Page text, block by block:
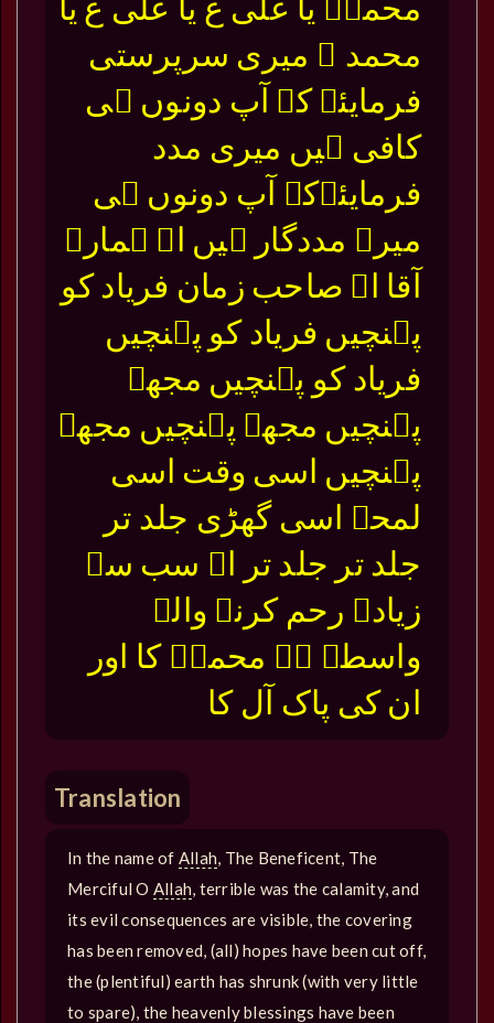
محمدۖ یا علی ع یا علی ع یا
محمد ۖ میری سرپرستی
فرمایئے کہ آپ دونوں ہی
کافی ہیں میری مدد
فرمایئےکہ آپ دونوں ہی
میرے مددگار ہیں اے ہمارے
آقا اے صاحب زمان فریاد کو
پہنچیں فریاد کو پہنچیں
فریاد کو پہنچیں مجھے
پہنچیں مجھے پہنچیں مجھے
پہنچیں اسی وقت اسی
لمحے اسی گھڑی جلد تر
جلد تر جلد تر اے سب سے
زیادہ رحم کرنے والے
واسطہ ہے محمدۖ کا اور
ان کی پاک آل کا
Translation
In the name of Allah, The Beneficent, The
Merciful O Allah, terrible was the calamity, and
its evil consequences are visible, the covering
has been removed, (all) hopes have been cut off,
the (plentiful) earth has shrunk (with very little
to spare), the heavenly blessings have been